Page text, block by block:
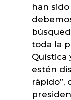
han
toda la
Quística
estén
rápido”,